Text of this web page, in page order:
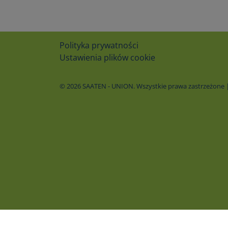
Polityka prywatności
Ustawienia plików cookie
© 2026 SAATEN - UNION. Wszystkie prawa